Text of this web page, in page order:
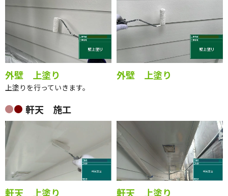
外壁 上塗り
上塗りを行っていきます。
外壁 上塗り
軒天 施工
軒天 上塗り 軒天 上塗り